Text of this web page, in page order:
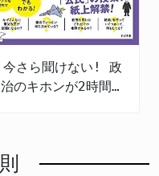
今さら聞けない! 政
治のキホンが2時間で